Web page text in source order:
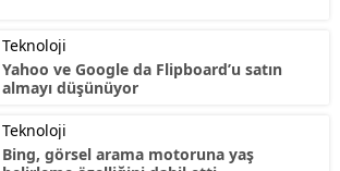
Teknoloji
Yahoo ve Google da Flipboard’u satın
almayı düşünüyor
Teknoloji
Bing, görsel arama motoruna yaş